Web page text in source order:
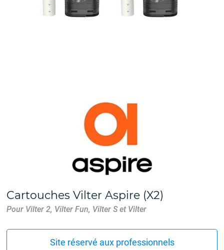
Cartouches Vilter Aspire (X2)
Pour Vilter 2, Vilter Fun, Vilter S et Vilter
Site réservé aux professionnels